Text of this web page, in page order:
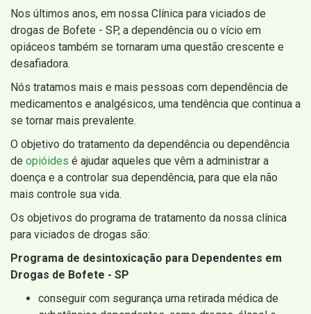
Nos últimos anos, em nossa Clínica para viciados de
drogas de Bofete - SP, a dependência ou o vício em
opiáceos também se tornaram uma questão crescente e
desafiadora.
Nós tratamos mais e mais pessoas com dependência de
medicamentos e analgésicos, uma tendência que continua a
se tornar mais prevalente.
O objetivo do tratamento da dependência ou dependência
de opióides é ajudar aqueles que vêm a administrar a
doença e a controlar sua dependência, para que ela não
mais controle sua vida.
Os objetivos do programa de tratamento da nossa clínica
para viciados de drogas são:
Programa de desintoxicação para Dependentes em
Drogas de Bofete - SP
conseguir com segurança uma retirada médica de